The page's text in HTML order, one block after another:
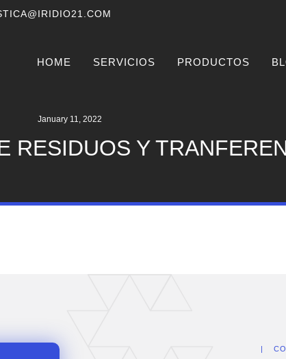
HOME SERVICIOS PRODUCTOS
January 11, 2022
RESIDUOS Y